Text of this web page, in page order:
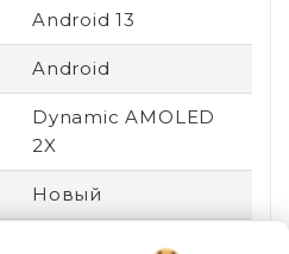
Android 13
Android
Dynamic AMOLED
2X
Новый